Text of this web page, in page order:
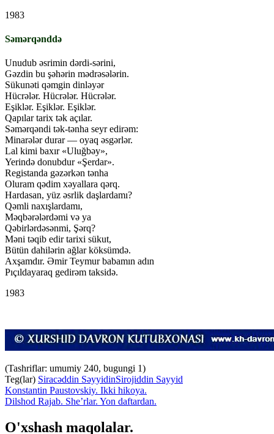
1983
Səmərqənddə
Unudub əsrimin dərdi-sərini,
Gəzdin bu şəhərin mədrəsələrin.
Sükunəti qəmgin dinləyər
Hücrələr. Hücrələr. Hücrələr.
Eşiklər. Eşiklər. Eşiklər.
Qapılar tarix tək açılar.
Səmərqəndi tək-tənha seyr edirəm:
Minarələr durar — oyaq əsgərlər.
Lal kimi baxır «Uluğbəy»,
Yerində donubdur «Şerdar».
Registanda gəzərkən tənha
Oluram qədim xəyallara qərq.
Hardasan, yüz əsrlik daşlardamı?
Qəmli naxışlardamı,
Məqbərələrdəmi və ya
Qəbirlərdəsənmi, Şərq?
Məni təqib edir tarixi sükut,
Bütün dahilərin ağlar köksümdə.
Axşamdır. Əmir Teymur babamın adın
Pıçıldayaraq gedirəm taksidə.
1983
(Tashriflar: umumiy 240, bugungi 1)
Teg(lar) Siracəddin SəyyidinSirojiddin Sayyid
Konstantin Paustovskiy. Ikki hikoya.
Dilshod Rajab. She’rlar. Yon daftardan.
O'xshash maqolalar.